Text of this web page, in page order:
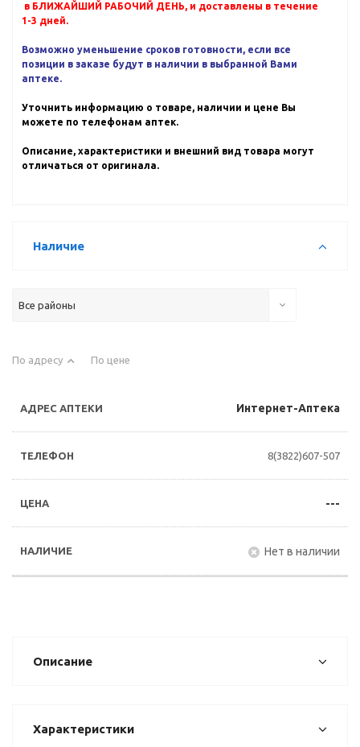
в БЛИЖАЙШИЙ РАБОЧИЙ ДЕНЬ, и доставлены в течение
1-3 дней.
Возможно уменьшение сроков готовности, если все
позиции в заказе будут в наличии в выбранной Вами
аптеке.
Уточнить информацию о товаре, наличии и цене Вы
можете по телефонам аптек.
Описание, характеристики и внешний вид товара могут
отличаться от оригинала.
Наличие
Все районы
По адресу По цене
Интернет-Аптека
8(3822)607-507
---
Нет в наличии
Описание
Характеристики